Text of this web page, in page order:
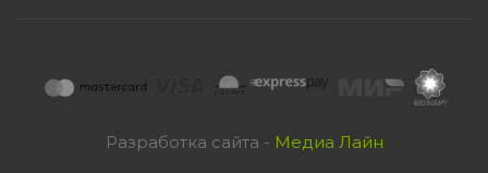
Разработка сайта - Медиа Лайн